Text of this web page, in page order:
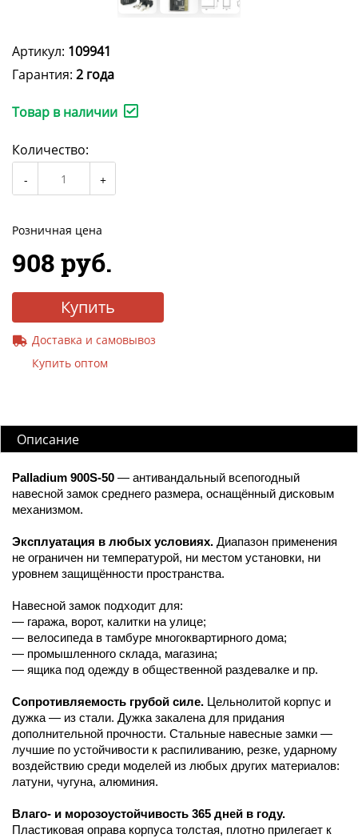
Артикул: 109941
Гарантия: 2 года
Товар в наличии
Количество:
Розничная цена
908 руб.
Купить
Доставка и самовывоз
Купить оптом
Описание
Palladium 900S-50 — антивандальный всепогодный
навесной замок среднего размера, оснащённый дисковым
механизмом.
Эксплуатация в любых условиях. Диапазон применения
не ограничен ни температурой, ни местом установки, ни
уровнем защищённости пространства.
Навесной замок подходит для:
— гаража, ворот, калитки на улице;
— велосипеда в тамбуре многоквартирного дома;
— промышленного склада, магазина;
— ящика под одежду в общественной раздевалке и пр.
Сопротивляемость грубой силе. Цельнолитой корпус и
дужка — из стали. Дужка закалена для придания
дополнительной прочности. Стальные навесные замки —
лучшие по устойчивости к распиливанию, резке, ударному
воздействию среди моделей из любых других материалов:
латуни, чугуна, алюминия.
Влаго- и морозоустойчивость 365 дней в году.
Пластиковая оправа корпуса толстая, плотно прилегает к